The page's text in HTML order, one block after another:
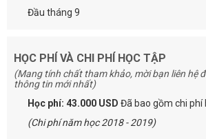
Đầu tháng 9
HỌC PHÍ VÀ CHI PHÍ HỌC TẬP
(Mang tính chất tham khảo, mời bạn liên hệ
thông tin mới nhất)
Học phí: 43.000 USD Đã bao gồm chi
(Chi phí năm học 2018 - 2019)